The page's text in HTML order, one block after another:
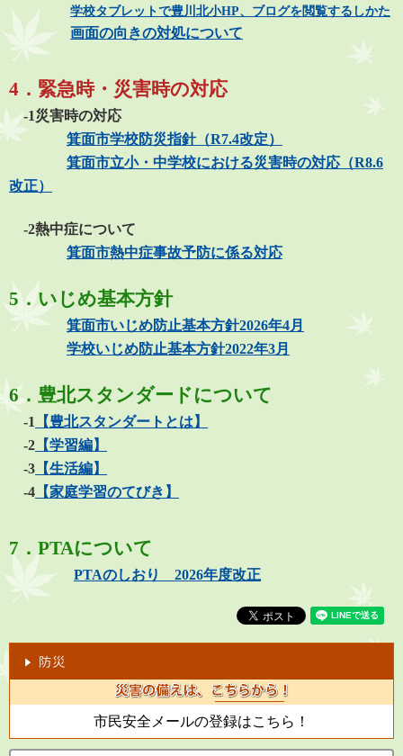
学校タブレットで豊川北小HP、ブログを閲覧するしかた
画面の向きの対処について
4．緊急時・災害時の対応
-1災害時の対応
箕面市学校防災指針（R7.4改定）
箕面市立小・中学校における災害時の対応（R8.6
改正）
-2熱中症について
箕面市熱中症事故予防に係る対応
5．いじめ基本方針
箕面市いじめ防止基本方針2026年4月
学校いじめ防止基本方針2022年3月
6．豊北スタンダードについて
-1
【豊北スタンダートとは】
-2 【学習編】
-3 【生活編】
-4 【家庭学習のてびき】
7．PTAについて
PTAのしおり 2026年度改正
市民安全メールの登録はこちら！